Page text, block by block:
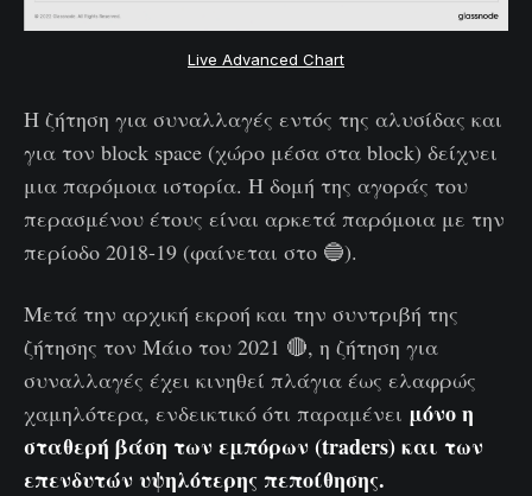
Live Advanced Chart
Η ζήτηση για συναλλαγές εντός της αλυσίδας και
για τον block space (χώρο μέσα στα block) δείχνει
μια παρόμοια ιστορία. Η δομή της αγοράς του
περασμένου έτους είναι αρκετά παρόμοια με την
περίοδο 2018-19 (φαίνεται στο 🔵).
Μετά την αρχική εκροή και την συντριβή της
ζήτησης τον Μάιο του 2021 🔴, η ζήτηση για
συναλλαγές έχει κινηθεί πλάγια έως ελαφρώς
χαμηλότερα, ενδεικτικό ότι παραμένει μόνο η
σταθερή βάση των εμπόρων (traders) και των
επενδυτών υψηλότερης πεποίθησης.